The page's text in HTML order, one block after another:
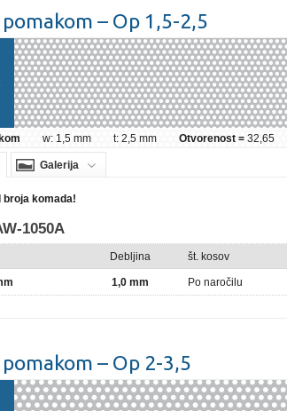
– Op 1,5-2,5
w: 1,5 mm t: 2,5 mm Otvorenost = 32,65
Galerija
broja komada!
1050A
Debljina št. kosov
1,0 mm Po naročilu
– Op 2-3,5